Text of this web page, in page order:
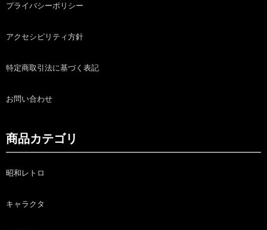
プライバシーポリシー
アクセシビリティ方針
特定商取引法に基づく表記
お問い合わせ
商品カテゴリ
昭和レトロ
キャラクタ